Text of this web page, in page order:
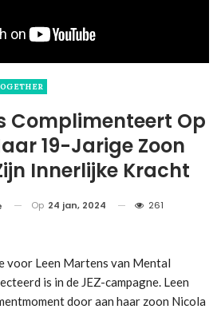
Complimenteert Op
19-Jarige Zoon
Innerlijke Kracht
Op 24 jan, 2024
261
voor Leen Martens van Mental
is in de JEZ-campagne. Leen
door aan haar zoon Nicola